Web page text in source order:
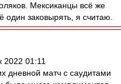
Мексиканцы всё же
заковырять, я считаю.
2022 01:11
дневной матч с саудитами